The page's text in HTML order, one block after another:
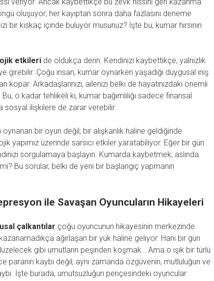
oluşuyor; her kayıptan sonra daha fazlasını deneme
bir kıskaç içinde buluyor musunuz? İşte bu, kumar hırsının
etkileride oldukça derin. Kendinizi kaybettikçe, yalnızlık
girebilir. Çoğu insan, kumar oynarken yaşadığı duygusal iniş
kopar. Arkadaşlarınızı, ailenizi belki de hayatınızdaki önemli
o kadar tehlikeli ki, kumar bağımlılığı sadece finansal
sosyal ilişkilere de zarar verebilir.
bir oyun değil; bir alışkanlık haline geldiğinde
yapımız üzerinde sarsıcı etkiler yaratabiliyor. Eğer bir gün
sorgulamaya başlayın. Kumarda kaybetmek, aslında
Bu sorular, belki de yeni bir başlangıç yapmanın
ile Savaşan Oyuncuların Hikayeleri
çalkantılar çoğu oyuncunun hikayesinin merkezinde.
ağırlaşan bir yük haline geliyor. Hani bir gün
gibi umutların peşinden koşmak… Ama o ışık bir türlü
paranın kaybı değil; aynı zamanda özgüvenin, mutluluğun ve
İşte burada, umutsuzluğun pençesindeki oyuncular